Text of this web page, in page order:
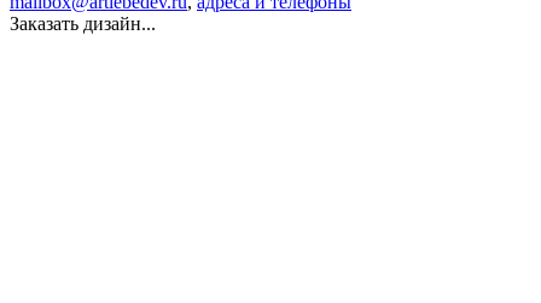
Заказать дизайн...